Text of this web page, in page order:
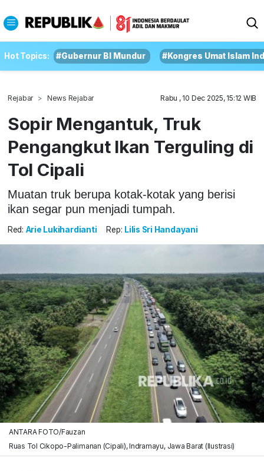
Hot Topics: #Gubernur BI Mundur #Kongres Umat Islam
Rejabar News Rejabar Rabu , 10 Dec 2025, 15:12 WIB
Sopir Mengantuk, Truk
Pengangkut Ikan Terguling di
Tol Cipali
Muatan truk berupa kotak-kotak yang berisi
ikan segar pun menjadi tumpah.
Red: Arie Lukihardianti Rep: Lilis Sri Handayani
ANTARA FOTO/Fauzan
Ruas Tol Cikopo-Palimanan (Cipali), Indramayu, Jawa Barat (Ilustrasi)